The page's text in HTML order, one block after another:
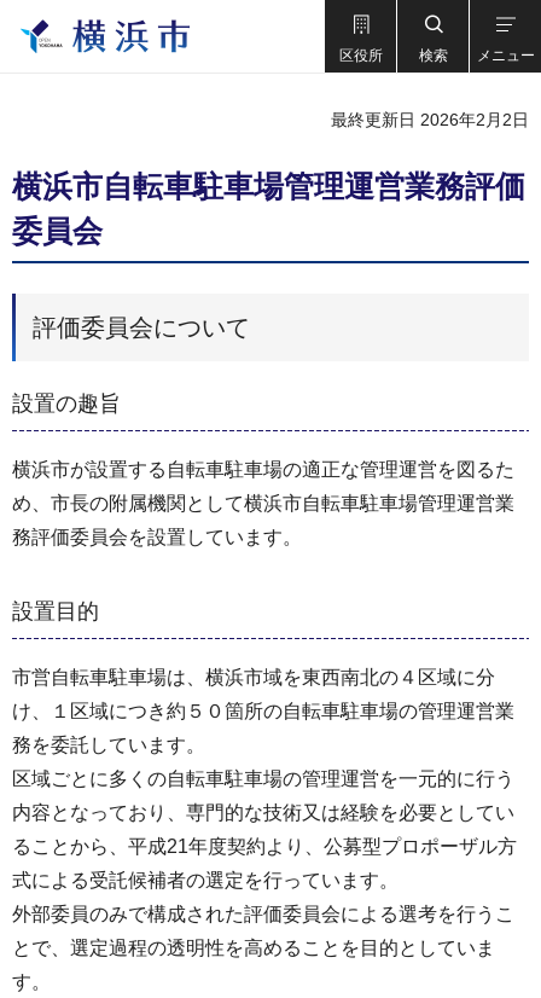
区役所 検索 メニュー
最終更新日 2026年2月2日
横浜市自転車駐車場管理運営業務評価
委員会
評価委員会について
設置の趣旨
横浜市が設置する自転車駐車場の適正な管理運営を図るた
め、市長の附属機関として横浜市自転車駐車場管理運営業
務評価委員会を設置しています。
設置目的
市営自転車駐車場は、横浜市域を東西南北の４区域に分
け、１区域につき約５０箇所の自転車駐車場の管理運営業
務を委託しています。
区域ごとに多くの自転車駐車場の管理運営を一元的に行う
内容となっており、専門的な技術又は経験を必要としてい
ることから、平成21年度契約より、公募型プロポーザル方
式による受託候補者の選定を行っています。
外部委員のみで構成された評価委員会による選考を行うこ
とで、選定過程の透明性を高めることを目的としていま
す。